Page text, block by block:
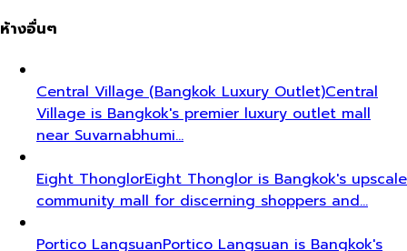
ห้างอื่นๆ
Central Village (Bangkok Luxury Outlet)Central
Village is Bangkok's premier luxury outlet mall
near Suvarnabhumi…
Eight ThonglorEight Thonglor is Bangkok's upscale
community mall for discerning shoppers and…
Portico LangsuanPortico Langsuan is Bangkok's